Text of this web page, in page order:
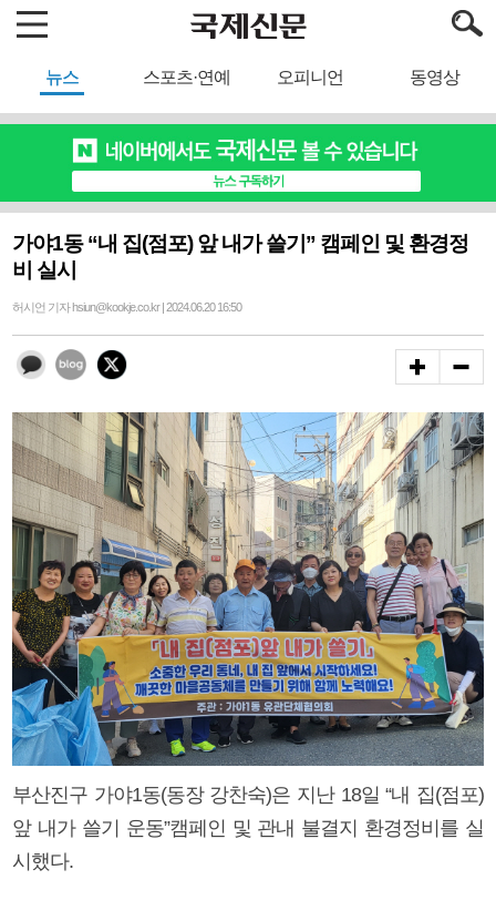
뉴스 스포츠·연예 오피니언 동영상
가야1동 “내 집(점포) 앞 내가 쓸기” 캠페인 및 환경정
비 실시
허시언 기자 hsiun@kookje.co.kr | 2024.06.20 16:50
부산진구 가야1동(동장 강찬숙)은 지난 18일 “내 집(점포)
앞 내가 쓸기 운동”캠페인 및 관내 불결지 환경정비를 실
시했다.